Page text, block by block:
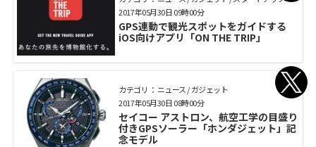
GPS連動で観光スポットをガイドする
iOS向けアプリ「ON THE TRIP」
2017年05月30日 09時00分
カテゴリ： ニュース / ガジェット
セイコー アストロン、航空工学の目盛り
付きGPSソーラー「ホンダジェット」記
念モデル
2017年05月30日 08時00分